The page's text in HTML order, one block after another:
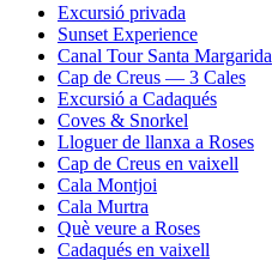
Excursió privada
Sunset Experience
Canal Tour Santa Margarida
Cap de Creus — 3 Cales
Excursió a Cadaqués
Coves & Snorkel
Lloguer de llanxa a Roses
Cap de Creus en vaixell
Cala Montjoi
Cala Murtra
Què veure a Roses
Cadaqués en vaixell